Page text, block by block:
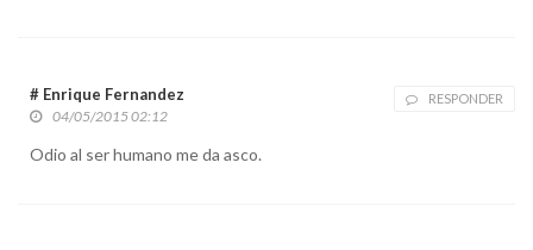
# Enrique Fernandez RESPONDER
04/05/2015 02:12
Odio al ser humano me da asco.